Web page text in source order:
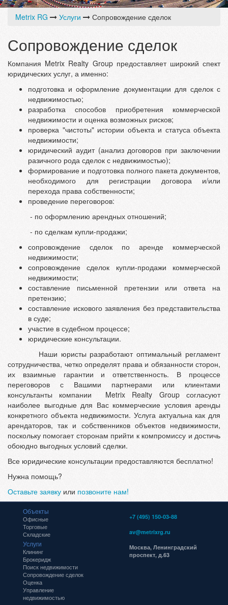
Metrix RG Услуги Сопровождение сделок
Сопровождение сделок
Компания Metrix Realty Group предоставляет широкий спект
юридических услуг, а именно:
подготовка и оформление документации для сделок с
недвижимостью;
разработка способов приобретения коммерческой
недвижимости и оценка возможных рисков;
проверка "чистоты" истории объекта и статуса объекта
недвижимости;
юридический аудит (анализ договоров при заключении
разичного рода сделок с недвижимостью);
формирование и подготовка полного пакета документов,
необходимого для регистрации договора и/или
перехода права собственности;
проведение переговоров:
- по оформлению арендных отношений;
- по сделкам купли-продажи;
сопровождение сделок по аренде коммерческой
недвижимости;
сопровождение сделок купли-продажи коммерческой
недвижимости;
составление письменной претензии или ответа на
претензию;
составление искового заявления без представительства
в суде;
участие в судебном процессе;
юридические консультации.
Наши юристы разработают оптимальный регламент
сотрудничества, четко определят права и обязанности сторон,
их взаимные гарантии и ответственность. В процессе
переговоров с Вашими партнерами или клиентами
консультанты компании Metrix Realty Group согласуют
наиболее выгодные для Вас коммерческие условия аренды
конкретного объекта недвижимости. Услуга актуальна как для
арендаторов, так и собственников объектов недвижимости,
поскольку помогает сторонам прийти к компромиссу и достичь
обоюдно выгодных условий сделки.
Все юридические консультации предоставляются бесплатно!
Нужна помощь?
Оставьте заявку или позвоните нам!
Объекты
Офисные
Торговые
Складские
Услуги
Клининг
Брокеридж
Поиск недвижимости
Сопровождение сделок
Оценка
Управление
недвижимостью
+7 (495) 150-03-88
av@metrixrg.ru
Москва, Ленинградский
проспект, д.63